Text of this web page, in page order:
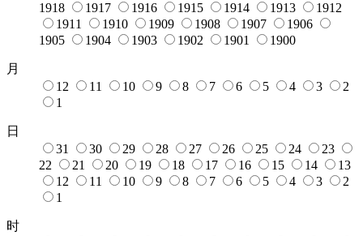
1918
1917 1916 1915 1914 1913
1912
1911
1910 1909 1908 1907
1906
1905
1904 1903 1902 1901 1900
月
12
11 10 9 8 7 6 5 4 3
2
1
日
31
30 29 28 27 26 25 24
23
22
21 20 19 18 17 16 15 14
13
12
11 10 9 8 7 6 5 4 3
2
1
时